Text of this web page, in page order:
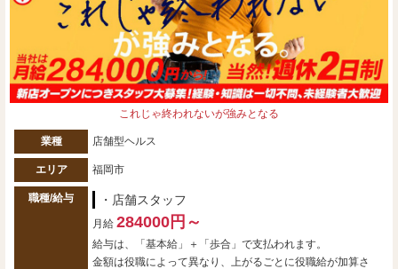
これじゃ終われないが強みとなる
業種 店舗型ヘルス
エリア 福岡市
職種/給与 ・店舗スタッフ
月給 284000円～
給与は、「基本給」＋「歩合」で支払われます。
金額は役職によって異なり、上がるごとに役職給が加算さ